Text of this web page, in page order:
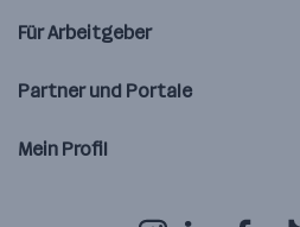
Für Arbeitgeber
Partner und Portale
Mein Profil